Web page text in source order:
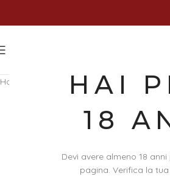
HAI
18
Devi avere almeno 18
pagina. Verifica la
Home Abbigliamento & Intimo Accessori